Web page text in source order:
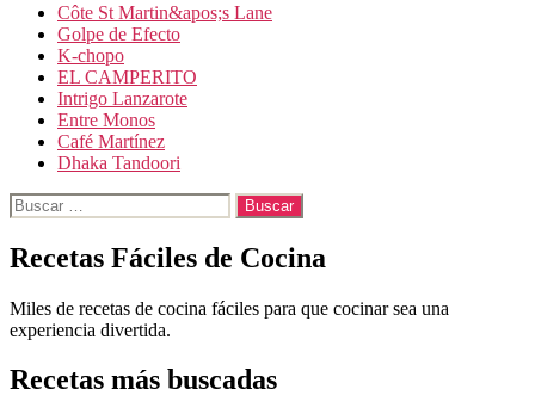
Côte St Martin&apos;s Lane
Golpe de Efecto
K-chopo
EL CAMPERITO
Intrigo Lanzarote
Entre Monos
Café Martínez
Dhaka Tandoori
Buscar:
Recetas Fáciles de Cocina
Miles de recetas de cocina fáciles para que cocinar sea una
experiencia divertida.
Recetas más buscadas